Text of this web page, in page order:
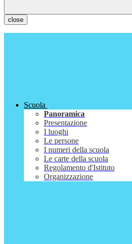
close
Scuola
Panoramica
Presentazione
I luoghi
Le persone
I numeri della scuola
Le carte della scuola
Regolamento d'Istituto
Organizzazione